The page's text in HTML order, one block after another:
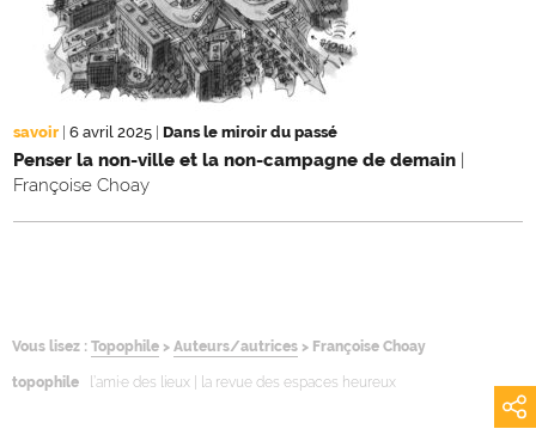
savoir | 6 avril 2025 | Dans le miroir du passé
Penser la non-ville et la non-campagne de demain |
Françoise Choay
Vous lisez : Topophile > Auteurs/autrices > Françoise Choay
topophile l’ami·e des lieux | la revue des espaces heureux